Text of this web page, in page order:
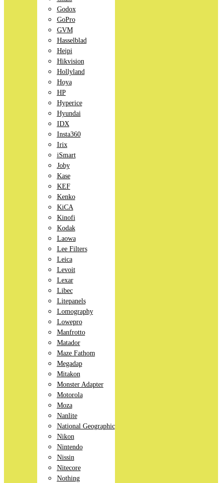
Godox
GoPro
GVM
Hasselblad
Heipi
Hikvision
Hollyland
Hoya
HP
Hyperice
Hyundai
IDX
Insta360
Irix
iSmart
Joby
Kase
KEF
Kenko
KiCA
Kinofi
Kodak
Laowa
Lee Filters
Leica
Levoit
Lexar
Libec
Litepanels
Lomography
Lowepro
Manfrotto
Matador
Maze Fathom
Megadap
Mitakon
Monster Adapter
Motorola
Moza
Nanlite
National Geographic
Nikon
Nintendo
Nissin
Nitecore
Nothing